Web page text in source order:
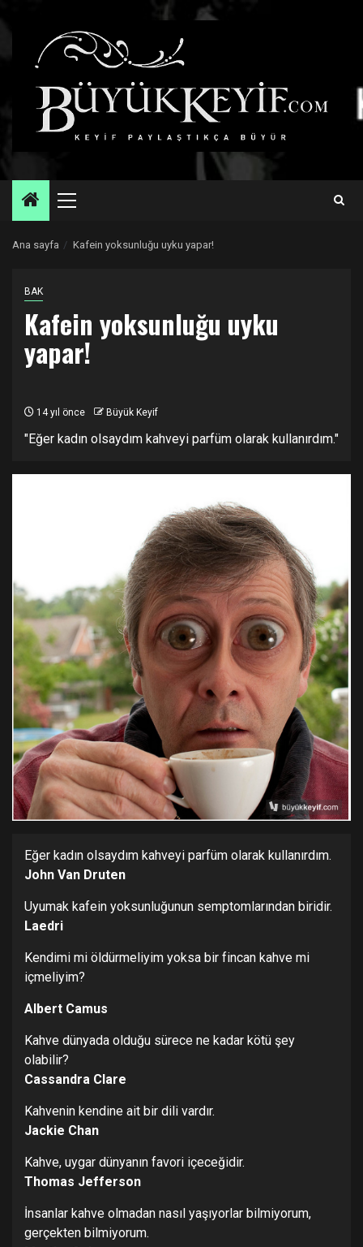
Primary
Ana sayfa Kafein yoksunluğu uyku yapar!
BAK
Kafein yoksunluğu uyku
yapar!
14 yıl önce Büyük Keyif
"Eğer kadın olsaydım kahveyi parfüm olarak kullanırdım."
Eğer kadın olsaydım kahveyi parfüm olarak kullanırdım.
John Van Druten
Uyumak kafein yoksunluğunun semptomlarından biridir.
Laedri
Kendimi mi öldürmeliyim yoksa bir fincan kahve mi
içmeliyim?
Albert Camus
Kahve dünyada olduğu sürece ne kadar kötü şey
olabilir?
Cassandra Clare
Kahvenin kendine ait bir dili vardır.
Jackie Chan
Kahve, uygar dünyanın favori içeceğidir.
Thomas Jefferson
İnsanlar kahve olmadan nasıl yaşıyorlar bilmiyorum,
gerçekten bilmiyorum.